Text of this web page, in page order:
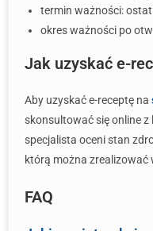
termin ważności:
okres ważności po
Jak uzyskać e-
Aby uzyskać e-receptę na
skonsultować się online
specjalista oceni stan
którą można zrealizować
FAQ